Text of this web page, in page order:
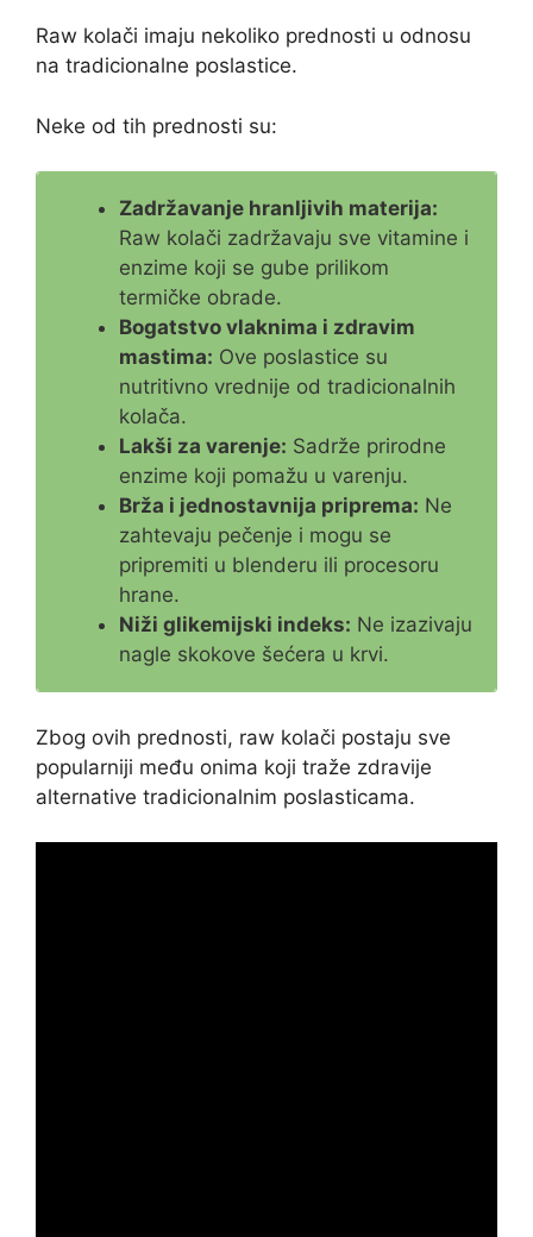
Raw kolači imaju nekoliko prednosti u odnosu
na tradicionalne poslastice.
Neke od tih prednosti su:
Zadržavanje hranljivih materija:
Raw kolači zadržavaju sve vitamine i
enzime koji se gube prilikom
termičke obrade.
Bogatstvo vlaknima i zdravim
mastima: Ove poslastice su
nutritivno vrednije od tradicionalnih
kolača.
Lakši za varenje: Sadrže prirodne
enzime koji pomažu u varenju.
Brža i jednostavnija priprema: Ne
zahtevaju pečenje i mogu se
pripremiti u blenderu ili procesoru
hrane.
Niži glikemijski indeks: Ne izazivaju
nagle skokove šećera u krvi.
Zbog ovih prednosti, raw kolači postaju sve
popularniji među onima koji traže zdravije
alternative tradicionalnim poslasticama.